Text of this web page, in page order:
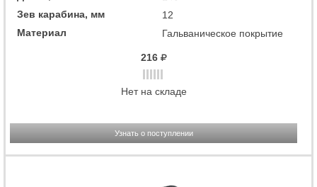
Зев карабина, мм
12
Материал
Гальваническое покрытие
216
Нет на складе
Узнать о поступлении